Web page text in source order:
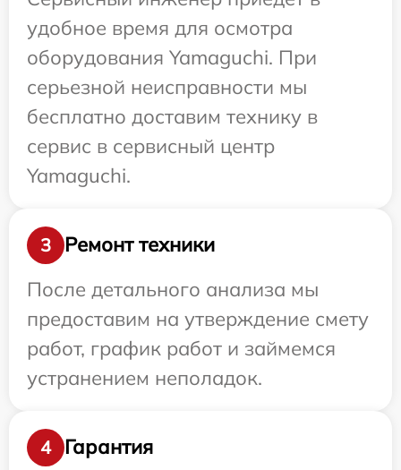
удобное время для осмотра
оборудования Yamaguchi. При
серьезной неисправности мы
бесплатно доставим технику в
сервис в сервисный центр
Yamaguchi.
3
Ремонт техники
После детального анализа мы
предоставим на утверждение смету
работ, график работ и займемся
устранением неполадок.
4
Гарантия